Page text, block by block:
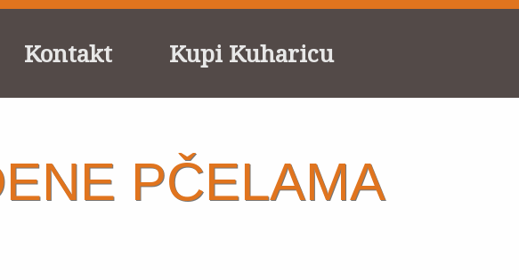
Kontakt Kupi Kuharicu
PČELAMA